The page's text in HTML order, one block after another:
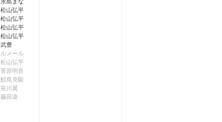
永島まな
松山弘平
松山弘平
松山弘平
松山弘平
武豊
ルメール
松山弘平
菅原明良
鮫島克駿
笹川翼
藤田凌